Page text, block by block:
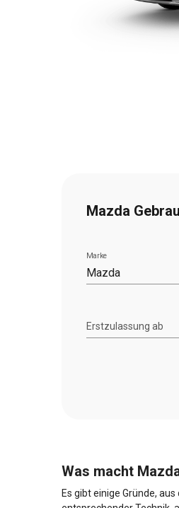
Mazda
Marke
Mazda
Erstzulassung ab
Was macht
Es gibt einige Gründe,